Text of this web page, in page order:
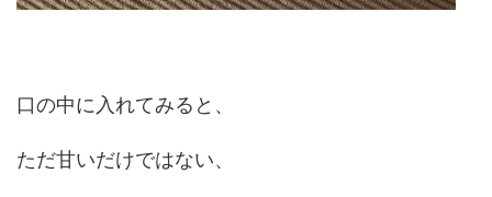
口の中に入れてみると、
ただ甘いだけではない、